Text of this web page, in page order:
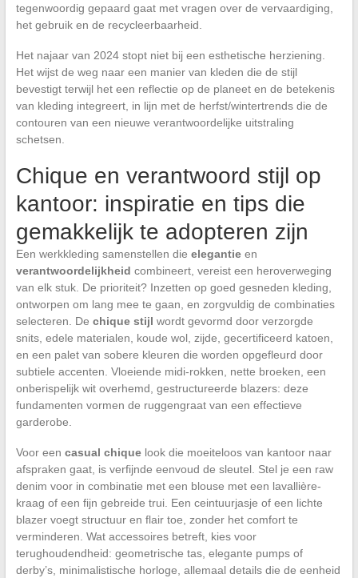
tegenwoordig gepaard gaat met vragen over de vervaardiging,
het gebruik en de recycleerbaarheid.
Het najaar van 2024 stopt niet bij een esthetische herziening.
Het wijst de weg naar een manier van kleden die de stijl
bevestigt terwijl het een reflectie op de planeet en de betekenis
van kleding integreert, in lijn met de herfst/wintertrends die de
contouren van een nieuwe verantwoordelijke uitstraling
schetsen.
Chique en verantwoord stijl op
kantoor: inspiratie en tips die
gemakkelijk te adopteren zijn
Een werkkleding samenstellen die elegantieen
verantwoordelijkheid combineert, vereist een heroverweging
van elk stuk. De prioriteit? Inzetten op goed gesneden kleding,
ontworpen om lang mee te gaan, en zorgvuldig de combinaties
selecteren. De chique stijl wordt gevormd door verzorgde
snits, edele materialen, koude wol, zijde, gecertificeerd katoen,
en een palet van sobere kleuren die worden opgefleurd door
subtiele accenten. Vloeiende midi-rokken, nette broeken, een
onberispelijk wit overhemd, gestructureerde blazers: deze
fundamenten vormen de ruggengraat van een effectieve
garderobe.
Voor een casual chiquelook die moeiteloos van kantoor naar
afspraken gaat, is verfijnde eenvoud de sleutel. Stel je een raw
denim voor in combinatie met een blouse met een lavallière-
kraag of een fijn gebreide trui. Een ceintuurjasje of een lichte
blazer voegt structuur en flair toe, zonder het comfort te
verminderen. Wat accessoires betreft, kies voor
terughoudendheid: geometrische tas, elegante pumps of
derby’s, minimalistische horloge, allemaal details die de eenheid